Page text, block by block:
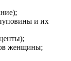
и их
женщины;